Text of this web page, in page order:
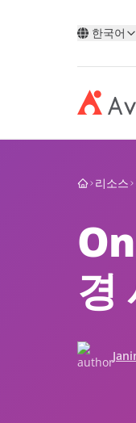
한국어
기술별
Microsoft
Google
Salesforce
데이터, 비
안전한 메
Fly SaaS
학습의 무한
AvePoint
Microsoft,
비스 판매
파트너
유형별
고객 사례
eBooks
웨비나
블로그
리소스
경